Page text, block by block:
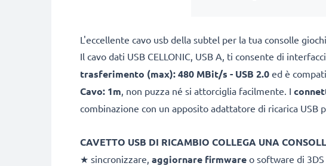
L'eccellente cavo usb della subtel per la tua consolle
Il cavo dati USB CELLONIC, USB A, ti consente di
trasferimento (max): 480 MBit/s - USB 2.0 ed è
Cavo: 1m, non puzza né si attorciglia facilmente. I
combinazione con un apposito adattatore di ricarica
CAVETTO USB DI RICAMBIO COLLEGA UNA
★ sincronizzare, aggiornare firmware o software di 3DS